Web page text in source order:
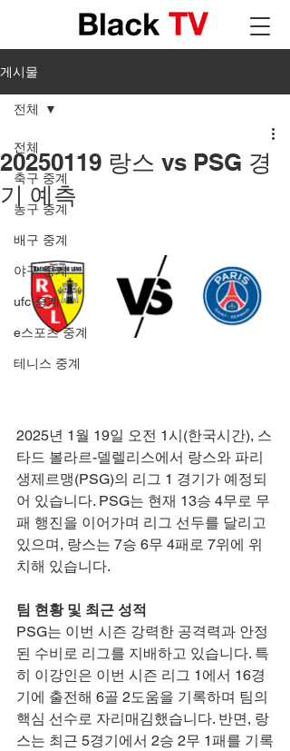
게시물
전체
축구 중계
농구 중계
배구 중계
야구 중계
ufc 중계
e스포츠 중계
테니스 중계
전체
20250119 랑스 vs PSG 경
기 예측
2025년 1월 19일 오전 1시(한국시간), 스
타드 볼라르-델렐리스에서 랑스와 파리
생제르맹(PSG)의 리그 1 경기가 예정되
어 있습니다. PSG는 현재 13승 4무로 무
패 행진을 이어가며 리그 선두를 달리고
있으며, 랑스는 7승 6무 4패로 7위에 위
치해 있습니다.
팀 현황 및 최근 성적
PSG는 이번 시즌 강력한 공격력과 안정
된 수비로 리그를 지배하고 있습니다. 특
히 이강인은 이번 시즌 리그 1에서 16경
기에 출전해 6골 2도움을 기록하며 팀의
핵심 선수로 자리매김했습니다. 반면, 랑
스는 최근 5경기에서 2승 2무 1패를 기록